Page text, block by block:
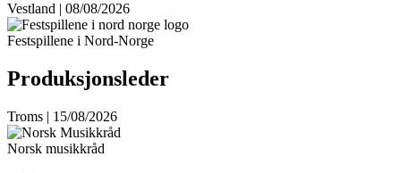
Vestland | 08/08/2026
Festspillene i Nord-Norge
Produksjonsleder
Troms | 15/08/2026
Norsk musikkråd